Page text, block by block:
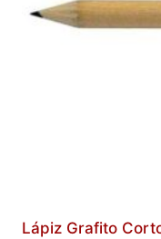
Lápiz Grafito